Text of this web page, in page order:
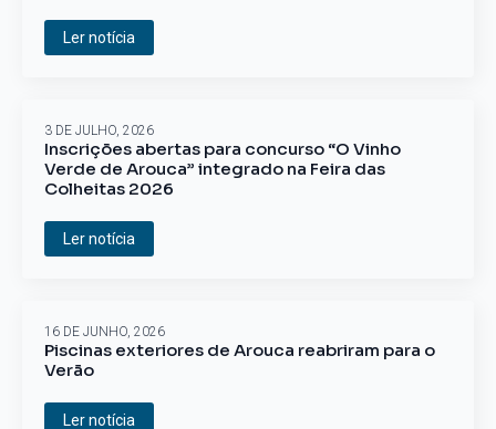
Ler notícia
Inscrições abertas para concurso “O Vinho
Verde de Arouca” integrado na Feira das
Colheitas 2026
3 DE JULHO, 2026
Ler notícia
Piscinas exteriores de Arouca reabriram para o
Verão
16 DE JUNHO, 2026
Ler notícia